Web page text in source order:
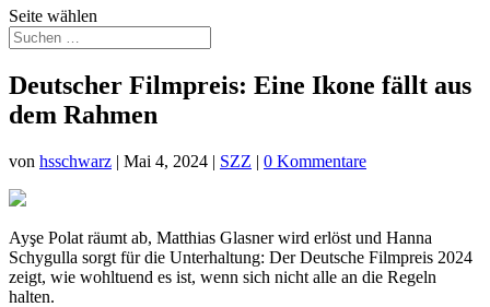
Seite wählen
Deutscher Filmpreis: Eine Ikone fällt aus
dem Rahmen
von hsschwarz | Mai 4, 2024 | SZZ | 0 Kommentare
Ayşe Polat räumt ab, Matthias Glasner wird erlöst und Hanna
Schygulla sorgt für die Unterhaltung: Der Deutsche Filmpreis 2024
zeigt, wie wohltuend es ist, wenn sich nicht alle an die Regeln
halten.